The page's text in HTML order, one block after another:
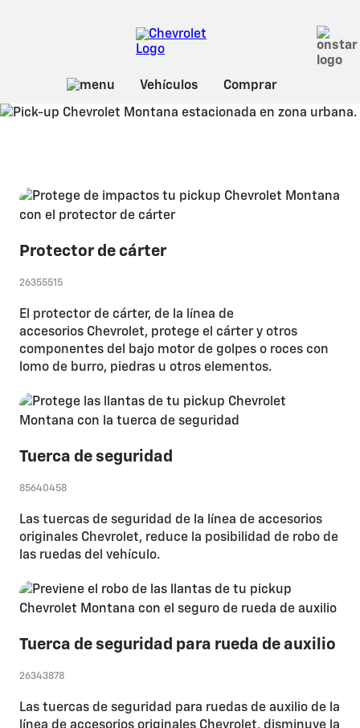
protección
Protector de cárter
26355515
El protector de cárter, de la línea de
accesorios Chevrolet, protege el cárter y otros
componentes del bajo motor de golpes o roces con
lomo de burro, piedras u otros elementos.
Tuerca de seguridad
85640458
Las tuercas de seguridad de la línea de accesorios
originales Chevrolet, reduce la posibilidad de robo de
las ruedas del vehículo.
Tuerca de seguridad para rueda de auxilio
26343878
Las tuercas de seguridad para ruedas de auxilio de la